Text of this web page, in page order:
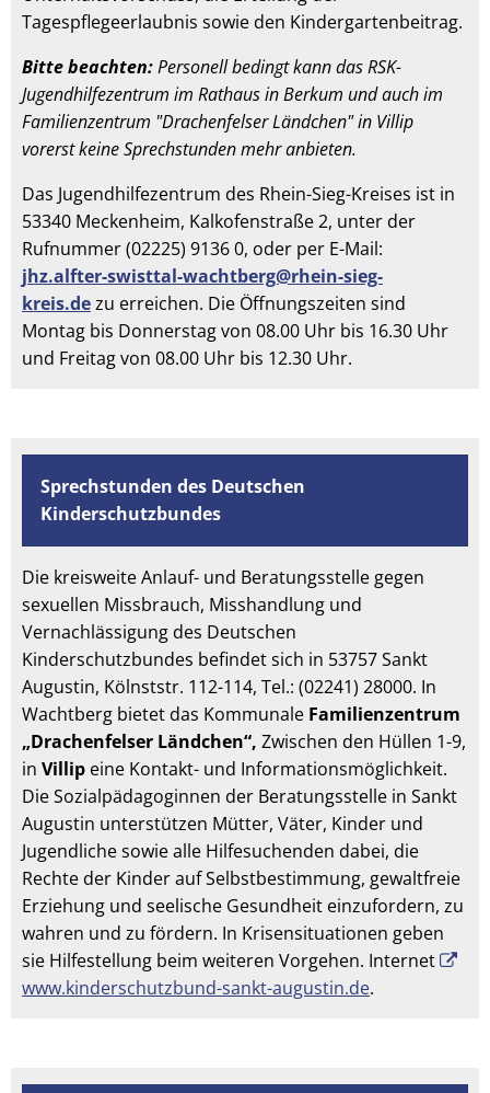
Tagespflegeerlaubnis sowie den Kindergartenbeitrag.
Bitte beachten:Personell bedingt kann das RSK-
Jugendhilfezentrum im Rathaus in Berkum und auch im
Familienzentrum "Drachenfelser Ländchen" in Villip
vorerst keine Sprechstunden mehr anbieten.
Das Jugendhilfezentrum des Rhein-Sieg-Kreises ist in
53340 Meckenheim, Kalkofenstraße 2, unter der
Rufnummer (02225) 9136 0, oder per E-Mail:
jhz.alfter-swisttal-wachtberg@rhein-sieg-
kreis.dezu erreichen. Die Öffnungszeiten sind
Montag bis Donnerstag von 08.00 Uhr bis 16.30 Uhr
und Freitag von 08.00 Uhr bis 12.30 Uhr.
Sprechstunden des Deutschen
Kinderschutzbundes
Die kreisweite Anlauf- und Beratungsstelle gegen
sexuellen Missbrauch, Misshandlung und
Vernachlässigung des Deutschen
Kinderschutzbundes befindet sich in 53757 Sankt
Augustin, Kölnststr. 112-114, Tel.: (02241) 28000. In
Wachtberg bietet das Kommunale Familienzentrum
„Drachenfelser Ländchen“, Zwischen den Hüllen 1-9,
in Villip eine Kontakt- und Informationsmöglichkeit.
Die Sozialpädagoginnen der Beratungsstelle in Sankt
Augustin unterstützen Mütter, Väter, Kinder und
Jugendliche sowie alle Hilfesuchenden dabei, die
Rechte der Kinder auf Selbstbestimmung, gewaltfreie
Erziehung und seelische Gesundheit einzufordern, zu
wahren und zu fördern. In Krisensituationen geben
sie Hilfestellung beim weiteren Vorgehen. Internet
www.kinderschutzbund-sankt-augustin.de.